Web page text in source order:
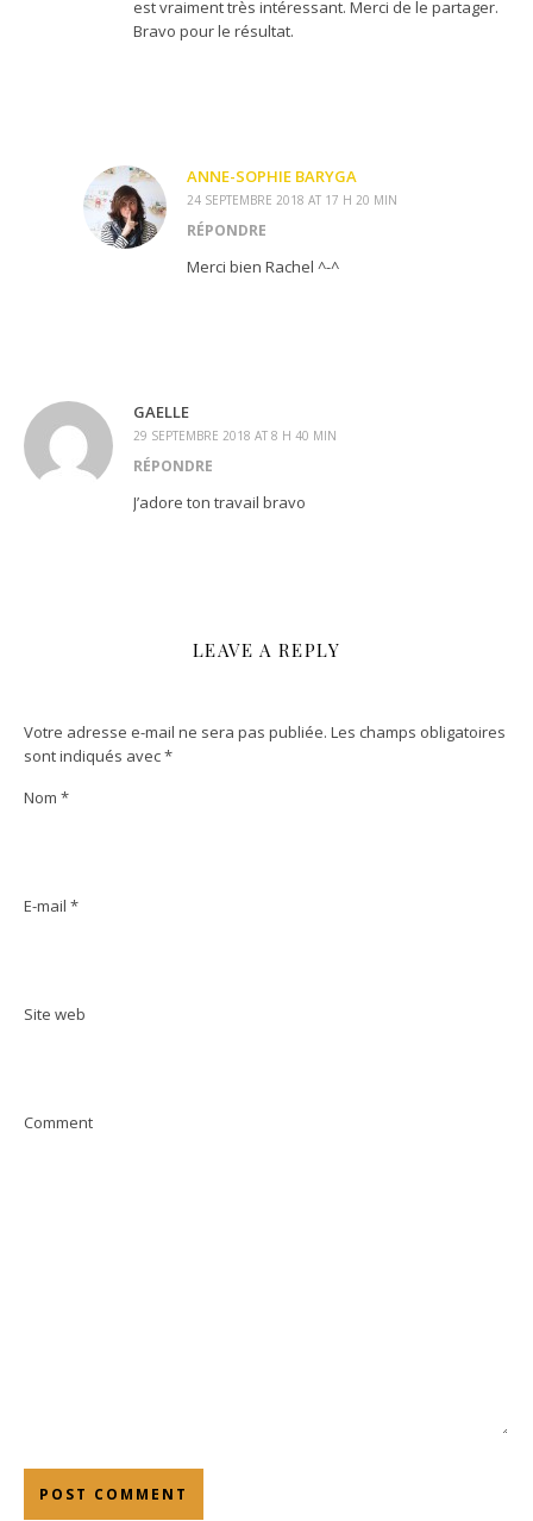
est vraiment très intéressant. Merci de le partager.
Bravo pour le résultat.
ANNE-SOPHIE BARYGA
24 SEPTEMBRE 2018 AT 17 H 20 MIN
RÉPONDRE
Merci bien Rachel ^-^
GAELLE
29 SEPTEMBRE 2018 AT 8 H 40 MIN
RÉPONDRE
J’adore ton travail bravo
LEAVE A REPLY
Votre adresse e-mail ne sera pas publiée. Les champs obligatoires
sont indiqués avec*
Nom *
E-mail *
Site web
Comment